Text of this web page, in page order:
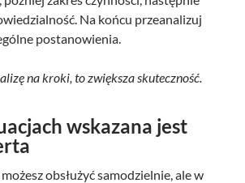
Na końcu przeanalizuj
postanowienia.
na kroki, to zwiększa skuteczność.
wskazana jest
obsłużyć samodzielnie, ale w